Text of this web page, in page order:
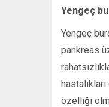
Yengeç
Yengeç
pankreas
özelliği